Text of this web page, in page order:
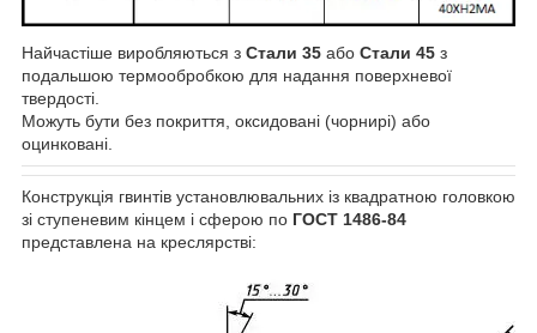
Найчастіше виробляються з Стали 35 або Стали 45 з
подальшою термообробкою для надання поверхневої
твердості.
Можуть бути без покриття, оксидовані (чорнирі) або
оцинковані.
Конструкція гвинтів установлювальних із квадратною головкою
зі ступеневим кінцем і сферою по ГОСТ 1486-84
представлена на креслярстві: